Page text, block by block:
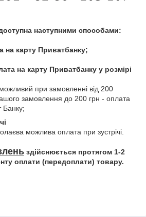
наступними способами:
на карту Приватбанку;
на карту Приватбанку у розмірі
при замовленні від 200
замовлення до 200 грн - оплата
Банку;
можлива оплата при зустрічі.
здійснюється протягом 1-2
оплати (передоплати) товару.